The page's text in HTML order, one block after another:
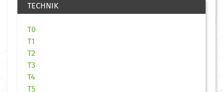
TECHNIK
T0
T1
T2
T3
T4
T5